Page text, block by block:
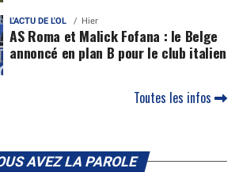
L'ACTU DE L'OL Hier
AS Roma et Malick Fofana : le Belge
annoncé en plan B pour le club italien
Toutes les infos
AVEZ LA PAROLE